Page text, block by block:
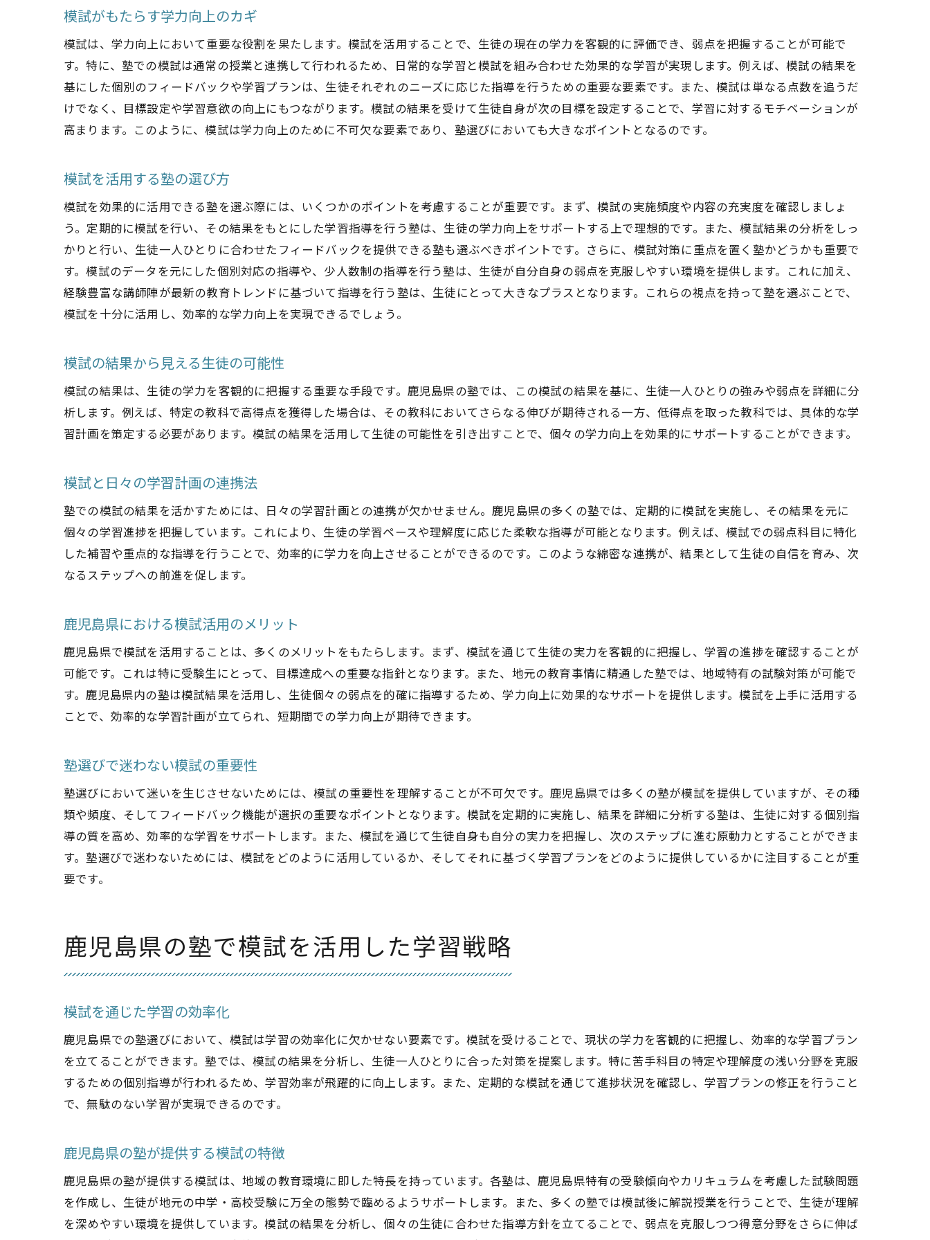
模試結果を踏まえた学習戦略の立て方
模試を活用した効率的な学習法
鹿児島で模試を実施する塾の選び方
模試結果を最大限に活かす勉強方法
模試を使って塾での学力向上を実現する方法
模試を通じた個別指導の重要性
学力向上のための模試実施のタイミング
模試を利用した効果的な勉強計画
鹿児島で模試を活用する塾の特長
鹿児島県の塾選びに模試の結果を活かす
模試のフィードバックを塾選びに反映
鹿児島県の優れた模試活用塾の特徴
塾で模試を活用するメリット
模試を利用した学習効果の測定法
模試を通じて鹿児島県の塾で個別指導を強化
模試を活かした個別指導の効果
塾での個別指導を強化する模試の役割
模試から得られる個別指導のヒント
模試を通じた個別指導の最適化
塾での定期的な模試が学習に与える影響
定期的な模試実施の重要性
模試が学習習慣に与えるプラス効果
鹿児島で定期模試を導入する塾の選び方
模試から得られる学習改善のポイント
鹿児島県で模試を採用する塾の特徴
模試を基にした塾選びで注意すべき点
模試導入塾の見極め方と選び方
模試がもたらす学力向上のカギ
模試は、学力向上において重要な役割を果たします。模試を活用することで、生徒の現在の学力を客観的に評価でき、弱点を把握することが可能で
す。特に、塾での模試は通常の授業と連携して行われるため、日常的な学習と模試を組み合わせた効果的な学習が実現します。例えば、模試の結果を
基にした個別のフィードバックや学習プランは、生徒それぞれのニーズに応じた指導を行うための重要な要素です。また、模試は単なる点数を追うだ
けでなく、目標設定や学習意欲の向上にもつながります。模試の結果を受けて生徒自身が次の目標を設定することで、学習に対するモチベーションが
高まります。このように、模試は学力向上のために不可欠な要素であり、塾選びにおいても大きなポイントとなるのです。
模試を活用する塾の選び方
模試を効果的に活用できる塾を選ぶ際には、いくつかのポイントを考慮することが重要です。まず、模試の実施頻度や内容の充実度を確認しましょ
う。定期的に模試を行い、その結果をもとにした学習指導を行う塾は、生徒の学力向上をサポートする上で理想的です。また、模試結果の分析をしっ
かりと行い、生徒一人ひとりに合わせたフィードバックを提供できる塾も選ぶべきポイントです。さらに、模試対策に重点を置く塾かどうかも重要で
す。模試のデータを元にした個別対応の指導や、少人数制の指導を行う塾は、生徒が自分自身の弱点を克服しやすい環境を提供します。これに加え、
経験豊富な講師陣が最新の教育トレンドに基づいて指導を行う塾は、生徒にとって大きなプラスとなります。これらの視点を持って塾を選ぶことで、
模試を十分に活用し、効率的な学力向上を実現できるでしょう。
模試の結果から見える生徒の可能性
模試の結果は、生徒の学力を客観的に把握する重要な手段です。鹿児島県の塾では、この模試の結果を基に、生徒一人ひとりの強みや弱点を詳細に分
析します。例えば、特定の教科で高得点を獲得した場合は、その教科においてさらなる伸びが期待される一方、低得点を取った教科では、具体的な学
習計画を策定する必要があります。模試の結果を活用して生徒の可能性を引き出すことで、個々の学力向上を効果的にサポートすることができます。
模試と日々の学習計画の連携法
塾での模試の結果を活かすためには、日々の学習計画との連携が欠かせません。鹿児島県の多くの塾では、定期的に模試を実施し、その結果を元に
個々の学習進捗を把握しています。これにより、生徒の学習ペースや理解度に応じた柔軟な指導が可能となります。例えば、模試での弱点科目に特化
した補習や重点的な指導を行うことで、効率的に学力を向上させることができるのです。このような綿密な連携が、結果として生徒の自信を育み、次
なるステップへの前進を促します。
鹿児島県における模試活用のメリット
鹿児島県で模試を活用することは、多くのメリットをもたらします。まず、模試を通じて生徒の実力を客観的に把握し、学習の進捗を確認することが
可能です。これは特に受験生にとって、目標達成への重要な指針となります。また、地元の教育事情に精通した塾では、地域特有の試験対策が可能で
す。鹿児島県内の塾は模試結果を活用し、生徒個々の弱点を的確に指導するため、学力向上に効果的なサポートを提供します。模試を上手に活用する
ことで、効率的な学習計画が立てられ、短期間での学力向上が期待できます。
塾選びで迷わない模試の重要性
塾選びにおいて迷いを生じさせないためには、模試の重要性を理解することが不可欠です。鹿児島県では多くの塾が模試を提供していますが、その種
類や頻度、そしてフィードバック機能が選択の重要なポイントとなります。模試を定期的に実施し、結果を詳細に分析する塾は、生徒に対する個別指
導の質を高め、効率的な学習をサポートします。また、模試を通じて生徒自身も自分の実力を把握し、次のステップに進む原動力とすることができま
す。塾選びで迷わないためには、模試をどのように活用しているか、そしてそれに基づく学習プランをどのように提供しているかに注目することが重
要です。
鹿児島県の塾で模試を活用した学習戦略
模試を通じた学習の効率化
鹿児島県での塾選びにおいて、模試は学習の効率化に欠かせない要素です。模試を受けることで、現状の学力を客観的に把握し、効率的な学習プラン
を立てることができます。塾では、模試の結果を分析し、生徒一人ひとりに合った対策を提案します。特に苦手科目の特定や理解度の浅い分野を克服
するための個別指導が行われるため、学習効率が飛躍的に向上します。また、定期的な模試を通じて進捗状況を確認し、学習プランの修正を行うこと
で、無駄のない学習が実現できるのです。
鹿児島県の塾が提供する模試の特徴
鹿児島県の塾が提供する模試は、地域の教育環境に即した特長を持っています。各塾は、鹿児島県特有の受験傾向やカリキュラムを考慮した試験問題
を作成し、生徒が地元の中学・高校受験に万全の態勢で臨めるようサポートします。また、多くの塾では模試後に解説授業を行うことで、生徒が理解
を深めやすい環境を提供しています。模試の結果を分析し、個々の生徒に合わせた指導方針を立てることで、弱点を克服しつつ得意分野をさらに伸ば